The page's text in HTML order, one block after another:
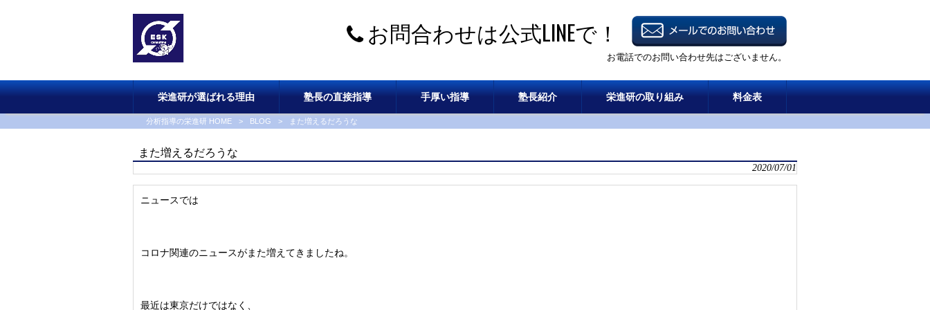
お問合わせは公式LINEで！
お電話でのお問い合わせ先はございません。
栄進研が選ばれる理由 塾長の直接指導 手厚い指導 塾長紹介 栄進研の取り組み 料金表
分析指導の栄進研 HOME > BLOG > また増えるだろうな
また増えるだろうな
2020/07/01
ニュースでは
コロナ関連のニュースがまた増えてきましたね。
最近は東京だけではなく、